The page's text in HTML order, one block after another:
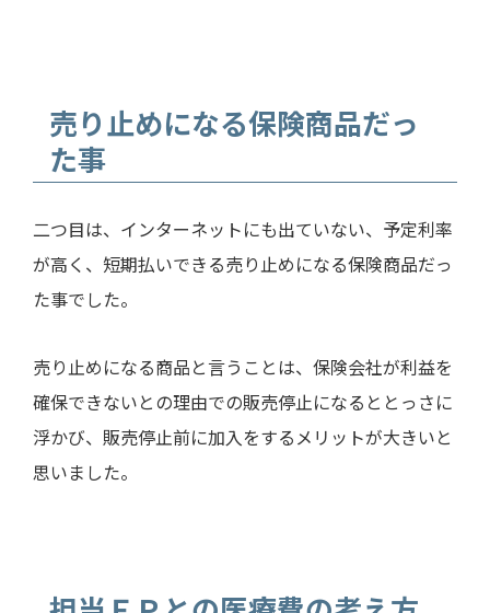
売り止めになる保険商品だっ
た事
二つ目は、インターネットにも出ていない、予定利率
が高く、短期払いできる売り止めになる保険商品だっ
た事でした。
売り止めになる商品と言うことは、保険会社が利益を
確保できないとの理由での販売停止になるととっさに
浮かび、販売停止前に加入をするメリットが大きいと
思いました。